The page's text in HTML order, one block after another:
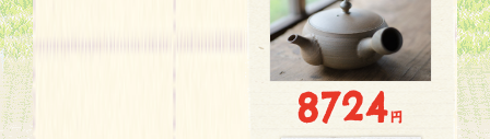
8724円